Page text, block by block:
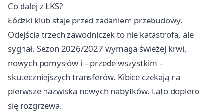
Co dalej z ŁKS?
Łódzki klub staje przed zadaniem przebudowy.
Odejścia trzech zawodniczek to nie katastrofa, ale
sygnał. Sezon 2026/2027 wymaga świeżej krwi,
nowych pomysłów i – przede wszystkim –
skuteczniejszych transferów. Kibice czekają na
pierwsze nazwiska nowych nabytków. Lato dopiero
się rozgrzewa.